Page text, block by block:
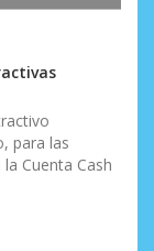
para las
Cuenta Cash